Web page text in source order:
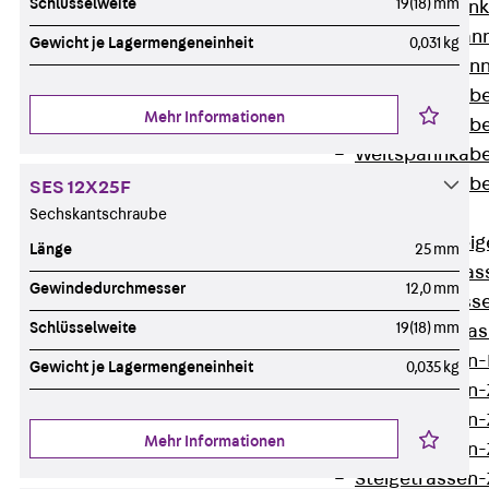
WL
WPR
WLR
Zurück
STU
ST
LGG
Steigetrassen-
Steigetrassen-
Steigetrassen-
Schlüsselweite 19(18) mm
Gewicht je Lagermengeneinheit 0,031 kg
Mehr Informationen
SES 12X25F
Sechskantschraube
Länge 25 mm
Gewindedurchmesser 12,0 mm
Schlüsselweite 19(18) mm
Gewicht je Lagermengeneinheit 0,035 kg
Mehr Informationen